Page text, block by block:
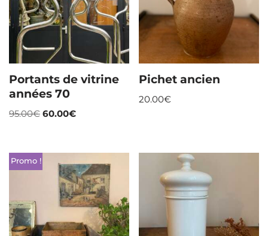
Portants de vitrine
années 70
95.00€ 60.00€
Pichet ancien
20.00€
Promo !